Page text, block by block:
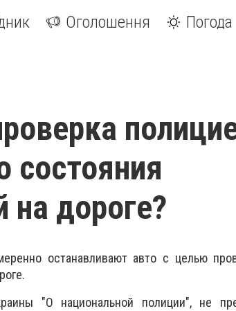
Оголошення Погода
состояния
на дороге?
останавливают авто с целью
"О национальной полиции", не